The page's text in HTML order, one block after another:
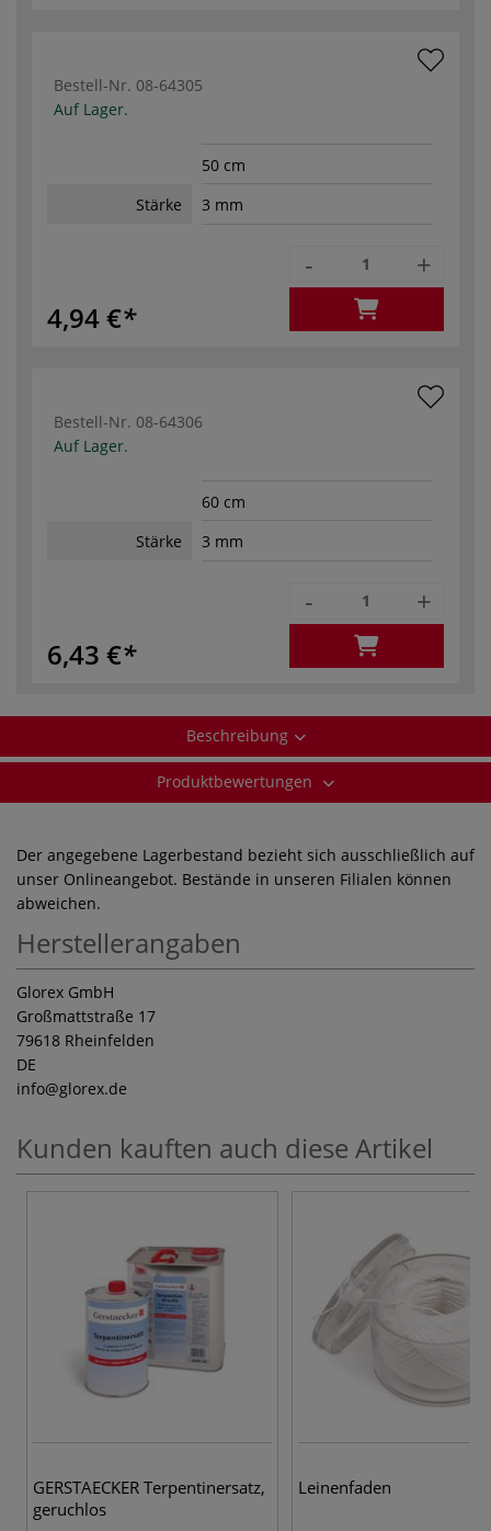
Bestell-Nr. 08-64305
Auf Lager.
50 cm
Stärke
3 mm
4,94 €
- +
Bestell-Nr. 08-64306
Auf Lager.
60 cm
Stärke
3 mm
6,43 €
- +
Beschreibung
Produktbewertungen
Der angegebene Lagerbestand bezieht sich ausschließlich auf
unser Onlineangebot. Bestände in unseren Filialen können
abweichen.
Herstellerangaben
Glorex GmbH
Großmattstraße 17
79618 Rheinfelden
DE
info@glorex.de
Kunden kauften auch diese Artikel
GERSTAECKER Terpentinersatz,
geruchlos
Leinenfaden